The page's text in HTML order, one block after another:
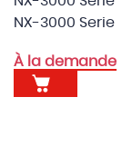
NX-3000 Serie
À la demande